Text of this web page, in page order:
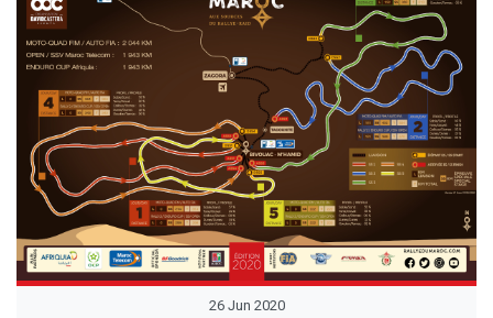
26 Jun 2020